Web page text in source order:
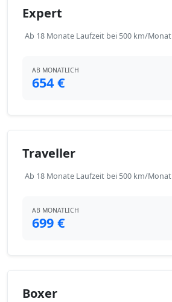
Expert
Ab 18 Monate Laufzeit bei 500 km/Monat
AB MONATLICH
654 €
Traveller
Ab 18 Monate Laufzeit bei 500 km/Monat
AB MONATLICH
699 €
Boxer